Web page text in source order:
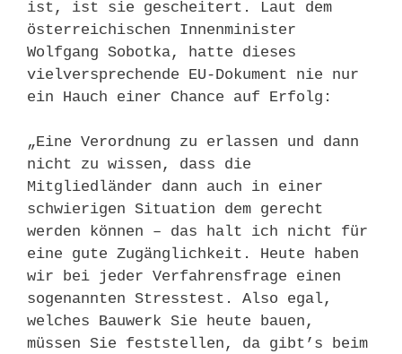
ist, ist sie gescheitert. Laut dem
österreichischen Innenminister
Wolfgang Sobotka, hatte dieses
vielversprechende EU-Dokument nie nur
ein Hauch einer Chance auf Erfolg:
„Eine Verordnung zu erlassen und dann
nicht zu wissen, dass die
Mitgliedländer dann auch in einer
schwierigen Situation dem gerecht
werden können – das halt ich nicht für
eine gute Zugänglichkeit. Heute haben
wir bei jeder Verfahrensfrage einen
sogenannten Stresstest. Also egal,
welches Bauwerk Sie heute bauen,
müssen Sie feststellen, da gibt’s beim